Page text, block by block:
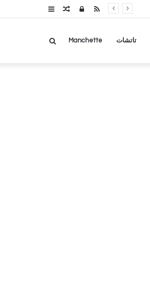
عمودمقالتسجيلRSS
تاتشات Manchette بحث